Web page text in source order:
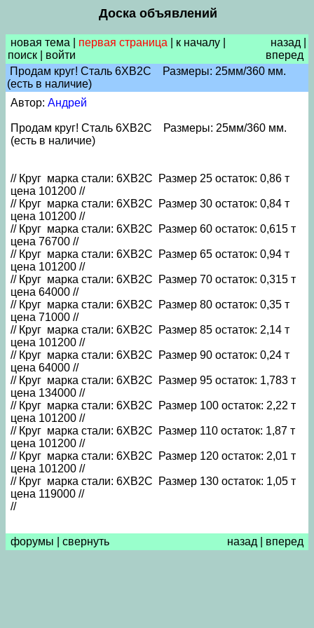
Доска объявлений
новая тема первая страница к началу
поиск
войти
назад
вперед
Продам круг! Сталь 6ХВ2С Размеры: 25мм/360 мм.
(есть в наличие)
Автор: Андрей
Продам круг! Сталь 6ХВ2С Размеры: 25мм/360 мм.
(есть в наличие)
// Круг марка стали: 6ХВ2С Размер 25 остаток: 0,86 т
цена 101200 //
// Круг марка стали: 6ХВ2С Размер 30 остаток: 0,84 т
цена 101200 //
// Круг марка стали: 6ХВ2С Размер 60 остаток: 0,615 т
цена 76700 //
// Круг марка стали: 6ХВ2С Размер 65 остаток: 0,94 т
цена 101200 //
// Круг марка стали: 6ХВ2С Размер 70 остаток: 0,315 т
цена 64000 //
// Круг марка стали: 6ХВ2С Размер 80 остаток: 0,35 т
цена 71000 //
// Круг марка стали: 6ХВ2С Размер 85 остаток: 2,14 т
цена 101200 //
// Круг марка стали: 6ХВ2С Размер 90 остаток: 0,24 т
цена 64000 //
// Круг марка стали: 6ХВ2С Размер 95 остаток: 1,783 т
цена 134000 //
// Круг марка стали: 6ХВ2С Размер 100 остаток: 2,22 т
цена 101200 //
// Круг марка стали: 6ХВ2С Размер 110 остаток: 1,87 т
цена 101200 //
// Круг марка стали: 6ХВ2С Размер 120 остаток: 2,01 т
цена 101200 //
// Круг марка стали: 6ХВ2С Размер 130 остаток: 1,05 т
цена 119000 //
//
форумы свернуть назад вперед